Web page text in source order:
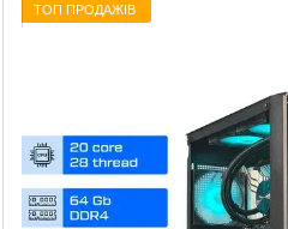
ТОП ПРОДАЖІВ